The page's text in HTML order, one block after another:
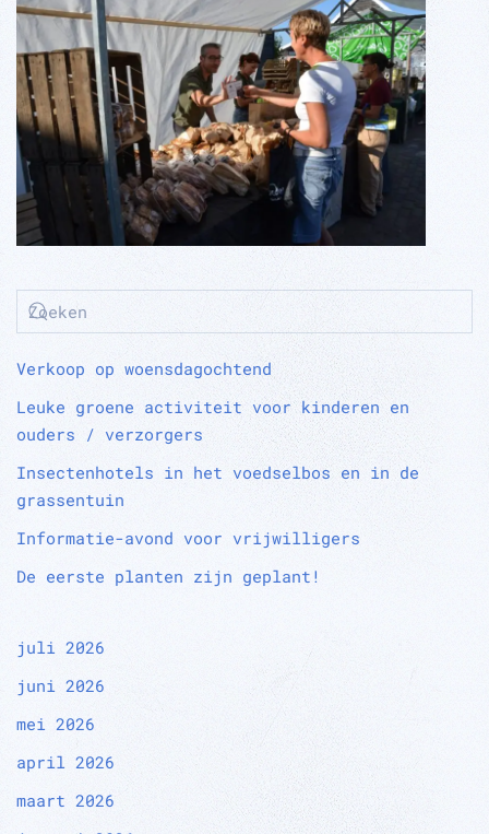
Verkoop op woensdagochtend
Leuke groene activiteit voor kinderen en
ouders / verzorgers
Insectenhotels in het voedselbos en in de
grassentuin
Informatie-avond voor vrijwilligers
De eerste planten zijn geplant!
juli 2026
juni 2026
mei 2026
april 2026
maart 2026